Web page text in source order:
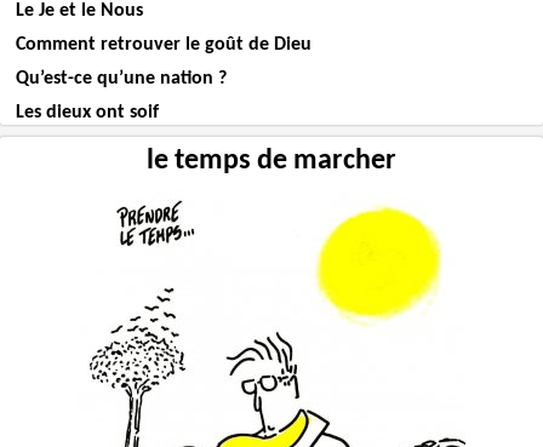
Le Je et le Nous
Comment retrouver le goût de Dieu
Qu’est-ce qu’une nation ?
Les dieux ont soif
le temps de marcher